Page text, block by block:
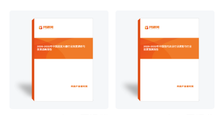
2026-2032年中国温室大棚行业深度调研与
投资战略报告
2026-2032年中国现代农业行业调查与行业
前景预测报告